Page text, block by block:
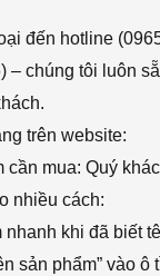
đến hotline
– chúng tôi luôn
trên website:
cần mua: Quý
nhiều cách:
nhanh khi đã biết
sản phẩm” vào ô